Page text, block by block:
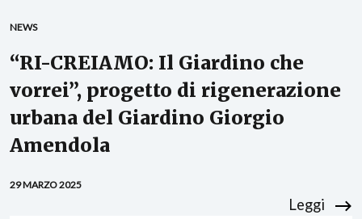
NEWS
“RI-CREIAMO: Il Giardino che
vorrei”, progetto di rigenerazione
urbana del Giardino Giorgio
Amendola
29 MARZO 2025
Leggi